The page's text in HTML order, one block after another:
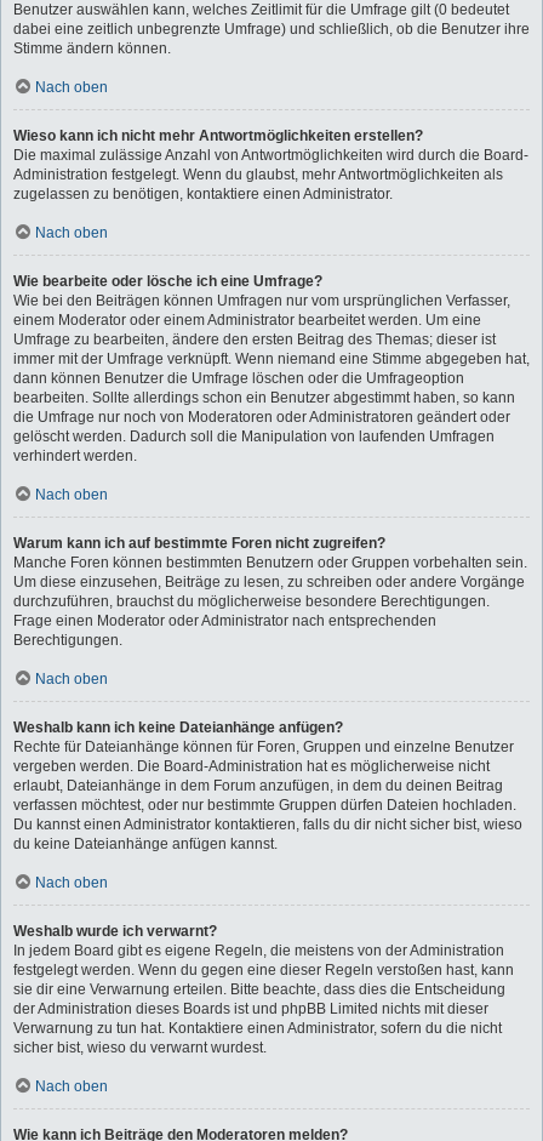
Benutzer auswählen kann, welches Zeitlimit für die Umfrage gilt (0 bedeutet
dabei eine zeitlich unbegrenzte Umfrage) und schließlich, ob die Benutzer ihre
Stimme ändern können.
Nach oben
Wieso kann ich nicht mehr Antwortmöglichkeiten erstellen?
Die maximal zulässige Anzahl von Antwortmöglichkeiten wird durch die Board-
Administration festgelegt. Wenn du glaubst, mehr Antwortmöglichkeiten als
zugelassen zu benötigen, kontaktiere einen Administrator.
Nach oben
Wie bearbeite oder lösche ich eine Umfrage?
Wie bei den Beiträgen können Umfragen nur vom ursprünglichen Verfasser,
einem Moderator oder einem Administrator bearbeitet werden. Um eine
Umfrage zu bearbeiten, ändere den ersten Beitrag des Themas; dieser ist
immer mit der Umfrage verknüpft. Wenn niemand eine Stimme abgegeben hat,
dann können Benutzer die Umfrage löschen oder die Umfrageoption
bearbeiten. Sollte allerdings schon ein Benutzer abgestimmt haben, so kann
die Umfrage nur noch von Moderatoren oder Administratoren geändert oder
gelöscht werden. Dadurch soll die Manipulation von laufenden Umfragen
verhindert werden.
Nach oben
Warum kann ich auf bestimmte Foren nicht zugreifen?
Manche Foren können bestimmten Benutzern oder Gruppen vorbehalten sein.
Um diese einzusehen, Beiträge zu lesen, zu schreiben oder andere Vorgänge
durchzuführen, brauchst du möglicherweise besondere Berechtigungen.
Frage einen Moderator oder Administrator nach entsprechenden
Berechtigungen.
Nach oben
Weshalb kann ich keine Dateianhänge anfügen?
Rechte für Dateianhänge können für Foren, Gruppen und einzelne Benutzer
vergeben werden. Die Board-Administration hat es möglicherweise nicht
erlaubt, Dateianhänge in dem Forum anzufügen, in dem du deinen Beitrag
verfassen möchtest, oder nur bestimmte Gruppen dürfen Dateien hochladen.
Du kannst einen Administrator kontaktieren, falls du dir nicht sicher bist, wieso
du keine Dateianhänge anfügen kannst.
Nach oben
Weshalb wurde ich verwarnt?
In jedem Board gibt es eigene Regeln, die meistens von der Administration
festgelegt werden. Wenn du gegen eine dieser Regeln verstoßen hast, kann
sie dir eine Verwarnung erteilen. Bitte beachte, dass dies die Entscheidung
der Administration dieses Boards ist und phpBB Limited nichts mit dieser
Verwarnung zu tun hat. Kontaktiere einen Administrator, sofern du die nicht
sicher bist, wieso du verwarnt wurdest.
Nach oben
Wie kann ich Beiträge den Moderatoren melden?